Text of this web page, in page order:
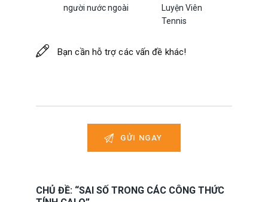
người nước ngoài
Luyện Viên
Tennis
CHỦ ĐỀ: “SAI SỐ TRONG CÁC CÔNG THỨC